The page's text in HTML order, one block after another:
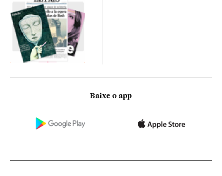
Baixe o app